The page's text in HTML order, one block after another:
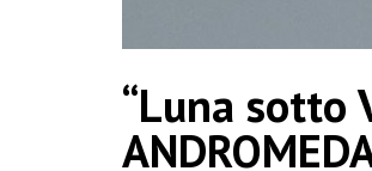
“Luna sotto